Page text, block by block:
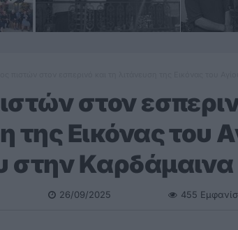
στον
της Εικόνας του
στην Καρδάμαινα
26/09/2025 455